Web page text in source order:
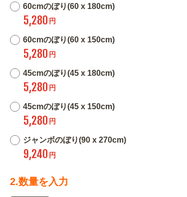
60cmのぼり(60 x 180cm)
5,280 円
60cmのぼり(60 x 150cm)
5,280 円
45cmのぼり(45 x 180cm)
5,280 円
45cmのぼり(45 x 150cm)
5,280 円
ジャンボのぼり(90 x 270cm)
9,240 円
2.数量を入力